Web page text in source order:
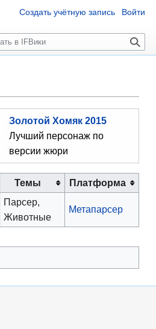
Золотой Хомяк 2015
Лучший персонаж по
версии жюри
Темы Платформа
Парсер,
Животные
Метапарсер
Создать учётную запись Войти